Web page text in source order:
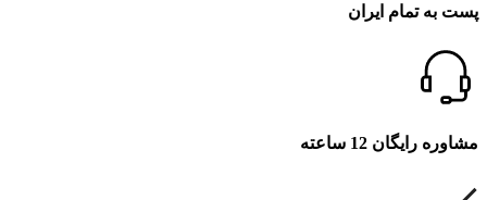
پست به تمام ایران
مشاوره رایگان 12 ساعته